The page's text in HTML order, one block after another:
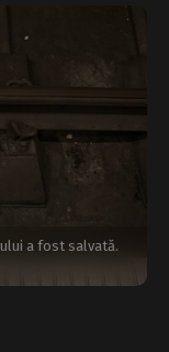
a fost salvată.